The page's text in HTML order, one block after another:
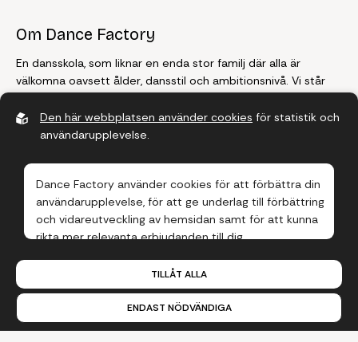
Om Dance Factory
En dansskola, som liknar en enda stor familj där alla är
välkomna oavsett ålder, dansstil och ambitionsnivå. Vi står
framför allt, vi älskar dans!
Telefon:08-770 00 11
E-post:farsta@dancefactory.se
Adress:
Besöksadress: Farstagången 22, Farsta Centrum
08-770 00 11
E-post:tyreso@dancefactory.se
Den här webbplatsen använder cookies för statistik och
användarupplevelse.
Dance Factory använder cookies för att förbättra din
användarupplevelse, för att ge underlag till förbättring
och vidareutveckling av hemsidan samt för att kunna
rikta mer relevanta erbjudanden till dig.
personuppgiftspolicy
i efterhand hittar du den möjligheten i botten på sidan.
ENDAST NÖDVÄNDIGA
TILLÅT ALLA